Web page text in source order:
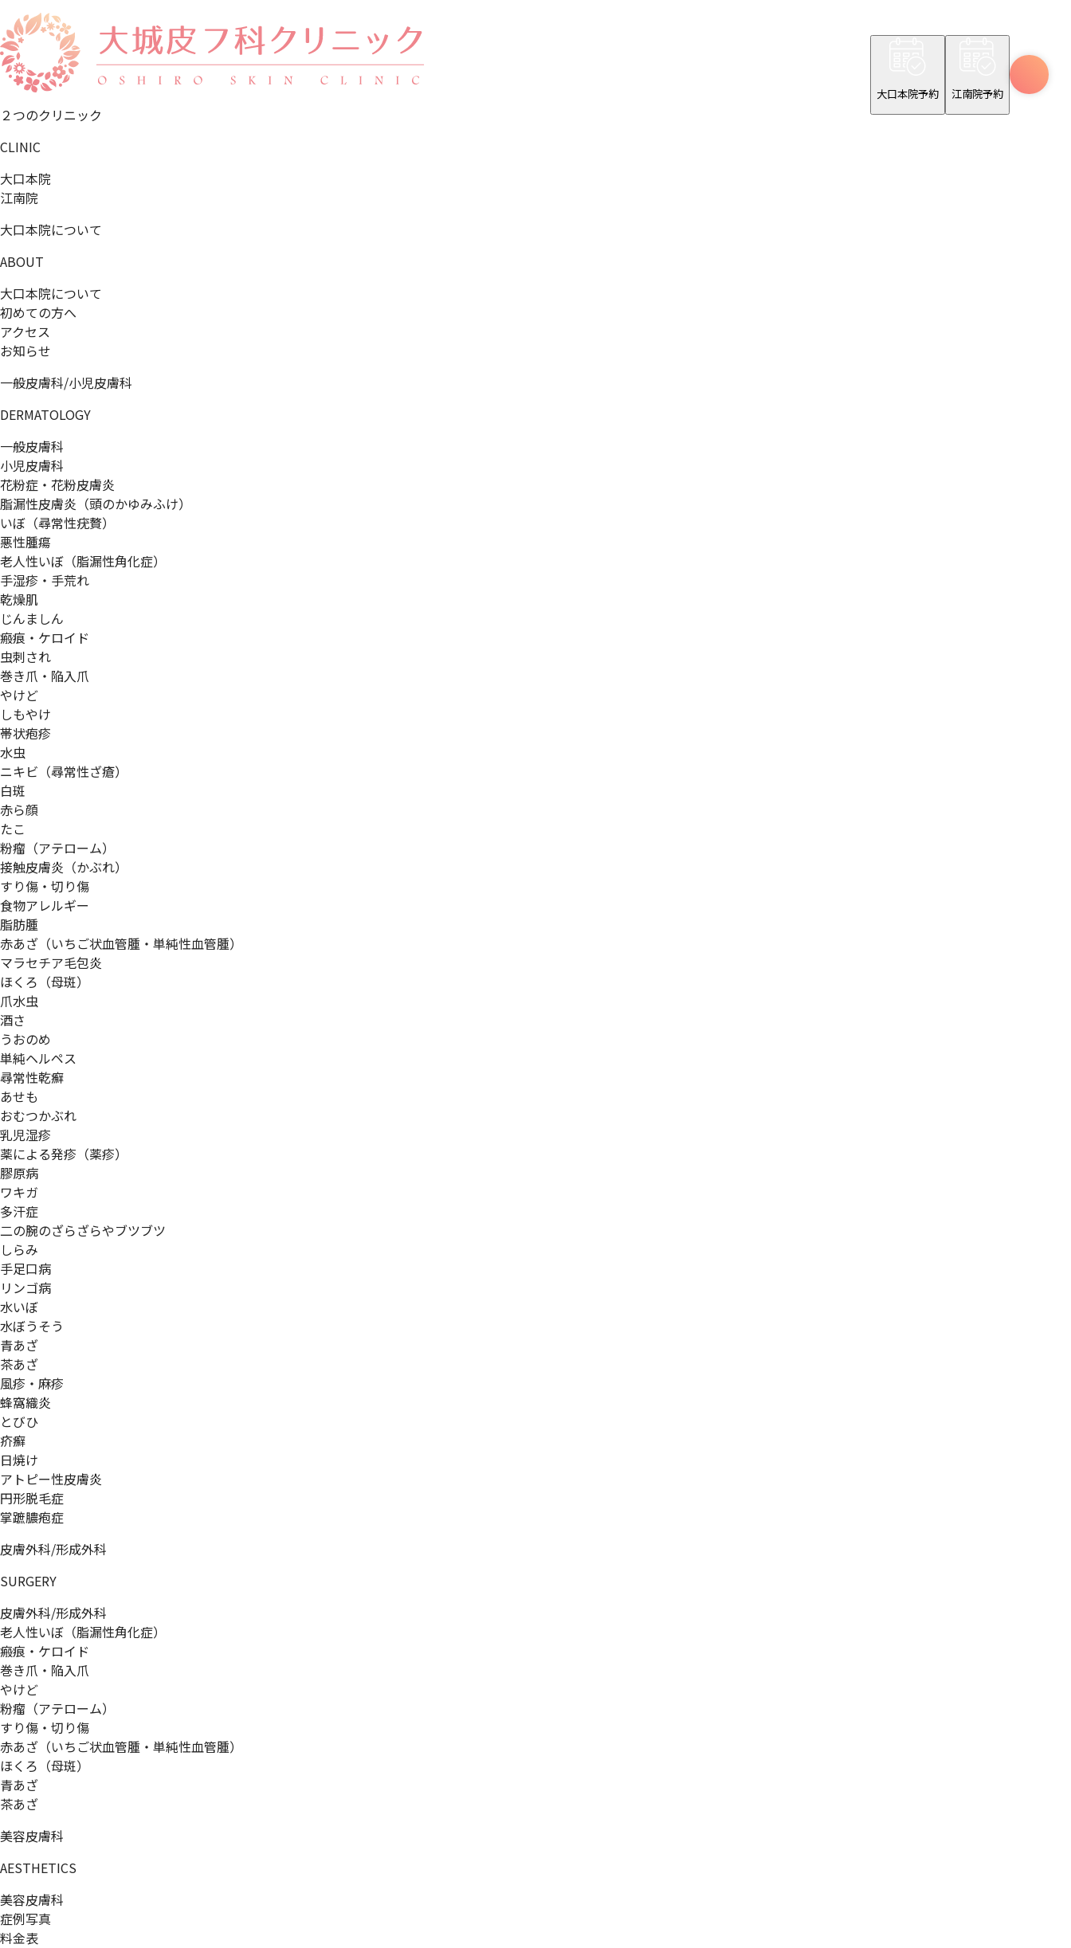
大口本院予約 江南院予約
２つのクリニック
CLINIC
大口本院
江南院
大口本院について
ABOUT
大口本院について
初めての方へ
アクセス
お知らせ
一般皮膚科/小児皮膚科
DERMATOLOGY
一般皮膚科
小児皮膚科
花粉症・花粉皮膚炎
脂漏性皮膚炎（頭のかゆみふけ）
いぼ（尋常性疣贅）
悪性腫瘍
老人性いぼ（脂漏性角化症）
手湿疹・手荒れ
乾燥肌
じんましん
瘢痕・ケロイド
虫刺され
巻き爪・陥入爪
やけど
しもやけ
帯状疱疹
水虫
ニキビ（尋常性ざ瘡）
白斑
赤ら顔
たこ
粉瘤（アテローム）
接触皮膚炎（かぶれ）
すり傷・切り傷
食物アレルギー
脂肪腫
赤あざ（いちご状血管腫・単純性血管腫）
マラセチア毛包炎
ほくろ（母斑）
爪水虫
酒さ
うおのめ
単純ヘルペス
尋常性乾癬
あせも
おむつかぶれ
乳児湿疹
薬による発疹（薬疹）
膠原病
ワキガ
多汗症
二の腕のざらざらやブツブツ
しらみ
手足口病
リンゴ病
水いぼ
水ぼうそう
青あざ
茶あざ
風疹・麻疹
蜂窩織炎
とびひ
疥癬
日焼け
アトピー性皮膚炎
円形脱毛症
掌蹠膿疱症
皮膚外科/形成外科
SURGERY
皮膚外科/形成外科
老人性いぼ（脂漏性角化症）
瘢痕・ケロイド
巻き爪・陥入爪
やけど
粉瘤（アテローム）
すり傷・切り傷
赤あざ（いちご状血管腫・単純性血管腫）
ほくろ（母斑）
青あざ
茶あざ
美容皮膚科
AESTHETICS
美容皮膚科
症例写真
料金表